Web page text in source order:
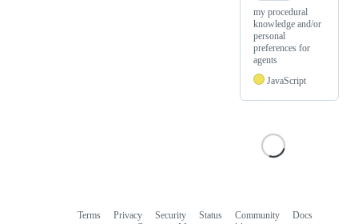
my procedural
knowledge and/or
personal
preferences for
agents
JavaScript
Terms Privacy Security Status Community
Docs